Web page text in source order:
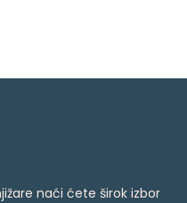
naći ćete širok izbor